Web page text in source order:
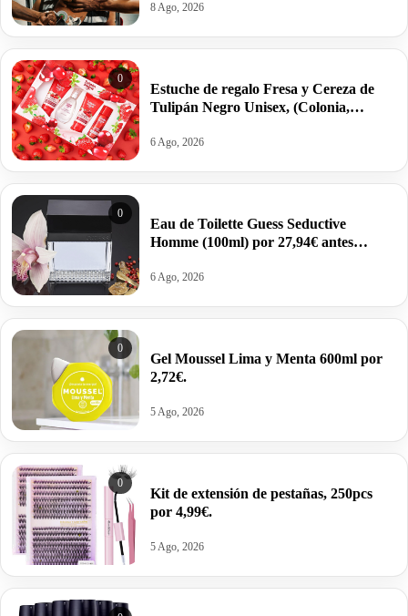
8 Ago, 2026
0
Estuche de regalo Fresa y Cereza de
Tulipán Negro Unisex, (Colonia,
antes 14,34€.
6 Ago, 2026
0
Eau de Toilette Guess Seductive
Homme (100ml) por 27,94€ antes
6 Ago, 2026
0
Gel Moussel Lima y Menta 600ml por
2,72€.
5 Ago, 2026
0
Kit de extensión de pestañas, 250pcs
por 4,99€.
5 Ago, 2026